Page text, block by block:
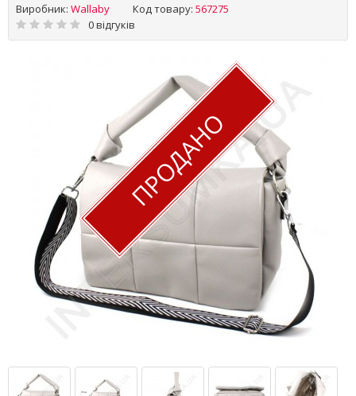
Виробник: Wallaby Код товару: 567275
0 відгуків
ПРОДАНО